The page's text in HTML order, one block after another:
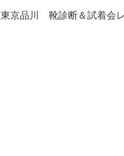
東京品川 靴診断＆試着会